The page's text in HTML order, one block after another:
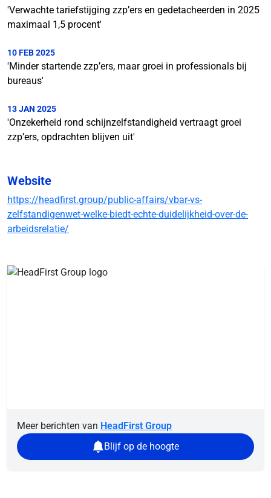
'Verwachte tariefstijging zzp’ers en gedetacheerden in 2025
maximaal 1,5 procent'
10 FEB 2025
'Minder startende zzp’ers, maar groei in professionals bij
bureaus'
13 JAN 2025
'Onzekerheid rond schijnzelfstandigheid vertraagt groei
zzp’ers, opdrachten blijven uit'
Website
https://headfirst.group/public-affairs/vbar-vs-
zelfstandigenwet-welke-biedt-echte-duidelijkheid-over-de-
arbeidsrelatie/
Meer berichten van HeadFirst Group
Blijf op de hoogte